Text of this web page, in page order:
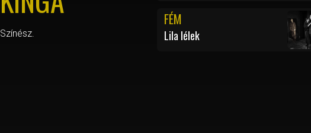
Színész.
FÉM
Lila lélek